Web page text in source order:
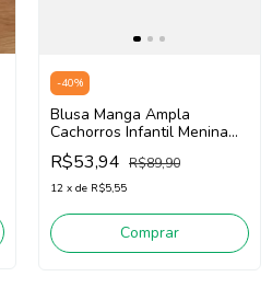
-40%
Blusa Manga Ampla
Cachorros Infantil Menina
Bimbi FA390 (Off White)
R$53,94 R$89,90
12 x de R$5,55
Comprar